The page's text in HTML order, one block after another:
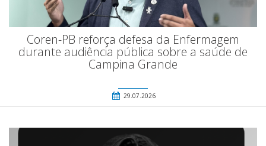
Coren-PB reforça defesa da Enfermagem
durante audiência pública sobre a saúde de
Campina Grande
29.07.2026